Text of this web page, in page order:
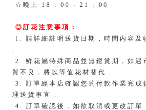
☆晚上 18 : 00 - 21 : 00
◎訂花注意事項：
1. 請詳細註明送貨日期，時間內容及
2. 鮮花屬特殊商品並無鑑賞期，如遇
質不良，將以等值花材替代 .
3. 訂單經本店確認您的付款作業完成
理送貨事宜 .
4. 訂單確認後，如欲取消或更改訂單